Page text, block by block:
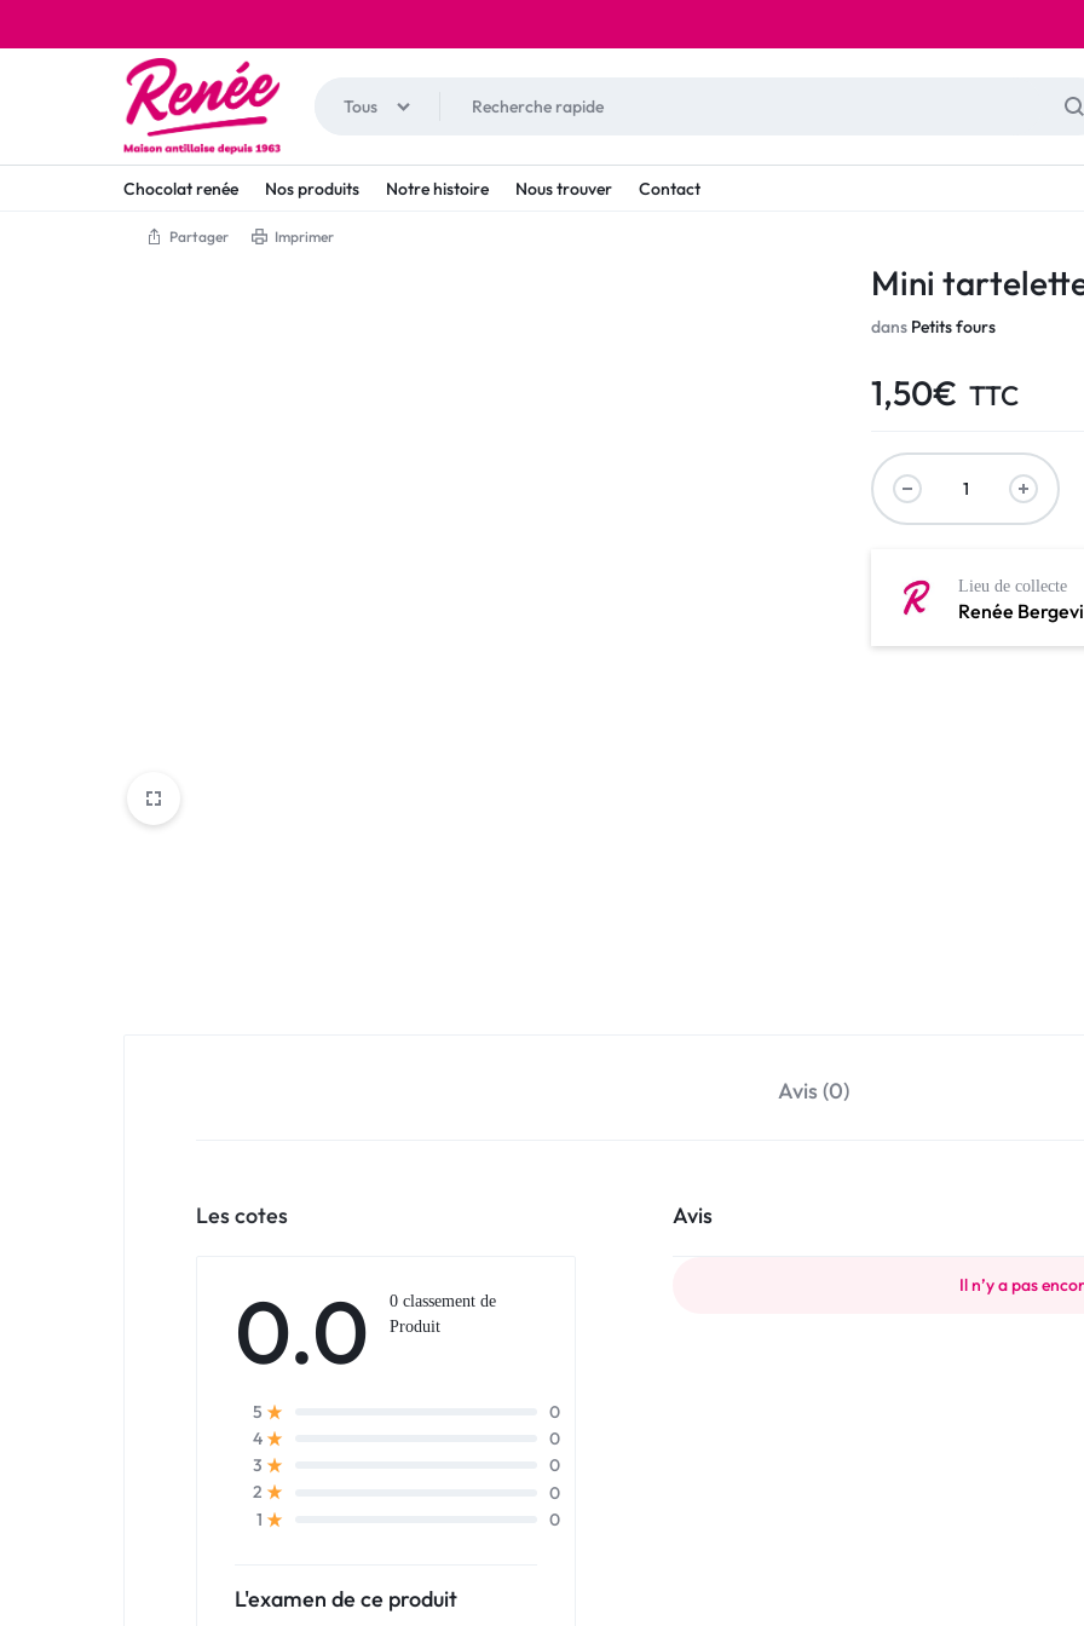
RENÉE
RESTAURANTS
BOULANGERIE
PATISSERIE
Tous
Chocolat renée Nos produits Notre histoire Nous trouver Contact
Partager Imprimer
Mini
dans Petits fours
1,50€ TTC
Renée
Lieu de collecte
Avis (0)
Les cotes
0.0
0 classement de
Produit
5
0
4
0
3
0
2
0
1
0
L'examen de ce produit
Avis
Il n’y a pas